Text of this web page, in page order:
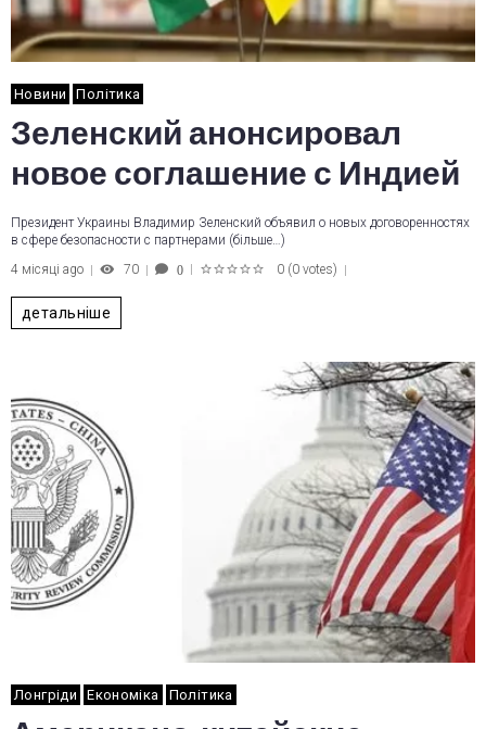
Новини Політика
Зеленский анонсировал
новое соглашение с Индией
Президент Украины Владимир Зеленский объявил о новых договоренностях
в сфере безопасности с партнерами (більше…)
4 місяці ago
70 0 0 (0 votes)
детальніше
Лонгріди Економіка Політика